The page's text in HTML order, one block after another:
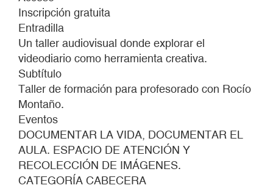
LA
VIDA,
DOCUMENTAR
EL
ESPACIO
Y
RECOLECCIÓN
DE
IMÁGENES
Inscripción gratuita
Entradilla
Un taller audiovisual donde explorar el
videodiario como herramienta creativa.
Subtítulo
Taller de formación para profesorado con Rocío
Montaño.
Eventos
DOCUMENTAR LA VIDA, DOCUMENTAR EL
AULA. ESPACIO DE ATENCIÓN Y
RECOLECCIÓN DE IMÁGENES.
CATEGORÍA CABECERA